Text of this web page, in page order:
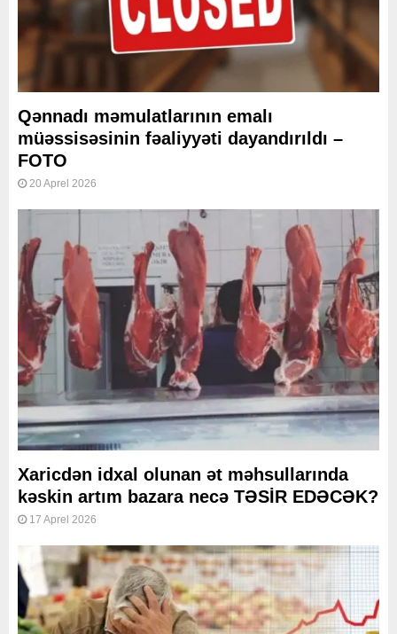
Qənnadı məmulatlarının emalı
müəssisəsinin fəaliyyəti dayandırıldı –
FOTO
20 Aprel 2026
Xaricdən idxal olunan ət məhsullarında
kəskin artım bazara necə TƏSİR EDƏCƏK?
17 Aprel 2026